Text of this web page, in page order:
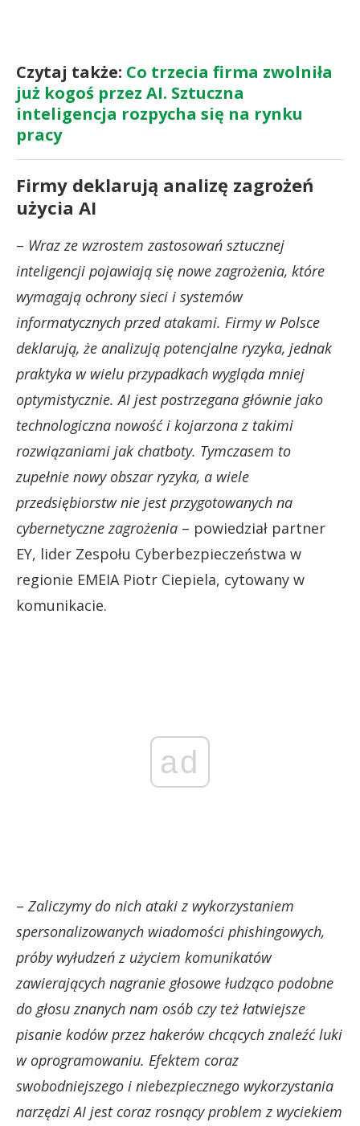
Czytaj także: Co trzecia firma zwolniła
już kogoś przez AI. Sztuczna
inteligencja rozpycha się na rynku
pracy
Firmy deklarują analizę zagrożeń
użycia AI
– Wraz ze wzrostem zastosowań sztucznej
inteligencji pojawiają się nowe zagrożenia, które
wymagają ochrony sieci i systemów
informatycznych przed atakami. Firmy w Polsce
deklarują, że analizują potencjalne ryzyka, jednak
praktyka w wielu przypadkach wygląda mniej
optymistycznie. AI jest postrzegana głównie jako
technologiczna nowość i kojarzona z takimi
rozwiązaniami jak chatboty. Tymczasem to
zupełnie nowy obszar ryzyka, a wiele
przedsiębiorstw nie jest przygotowanych na
cybernetyczne zagrożenia – powiedział partner
EY, lider Zespołu Cyberbezpieczeństwa w
regionie EMEIA Piotr Ciepiela, cytowany w
komunikacie.
ad
– Zaliczymy do nich ataki z wykorzystaniem
spersonalizowanych wiadomości phishingowych,
próby wyłudzeń z użyciem komunikatów
zawierających nagranie głosowe łudząco podobne
do głosu znanych nam osób czy też łatwiejsze
pisanie kodów przez hakerów chcących znaleźć luki
w oprogramowaniu. Efektem coraz
swobodniejszego i niebezpiecznego wykorzystania
narzędzi AI jest coraz rosnący problem z wyciekiem